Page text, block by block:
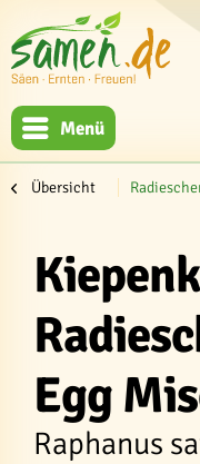
Menü
Übersicht
Egg
Raphanus